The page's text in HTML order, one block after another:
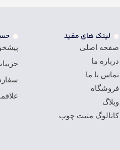
لینک های مفید
صفحه اصلی
درباره ما
تماس با ما
فروشگاه
وبلاگ
کاتالوگ منبت چوب